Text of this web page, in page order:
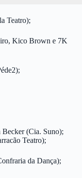
Teatro);
Kico Brown e 7K
Becker (Cia. Suno);
Teatro);
da Dança);